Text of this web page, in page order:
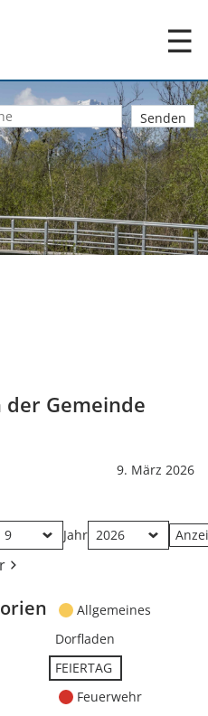
☰
Gemeinde
9. März 2026
Jahr
Allgemeines
Dorfladen
FEIERTAG
Feuerwehr